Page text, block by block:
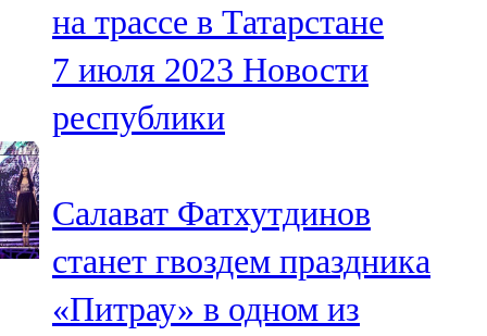
на трассе в Татарстане
7 июля 2023 Новости
республики
Салават Фатхутдинов
станет гвоздем праздника
«Питрау» в одном из